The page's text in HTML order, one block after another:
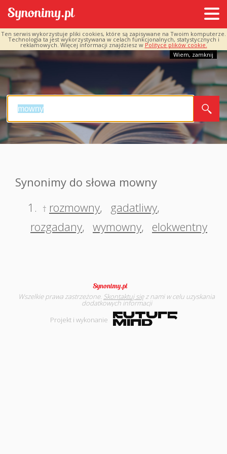
Ten serwis wykorzystuje pliki cookies, które są zapisywane na Twoim komputerze.
Technologia ta jest wykorzystywana w celach funkcjonalnych, statystycznych i
reklamowych. Więcej informacji znajdziesz w Polityce plików cookie.
Wiem, zamknij
Synonimy do słowa mowny
1.
† rozmowny, gadatliwy,
rozgadany, wymowny, elokwentny
Wszelkie prawa zastrzeżone. Skontaktuj sięz nami w celu uzyskania
dodatkowych informacji
Projekt i wykonanie